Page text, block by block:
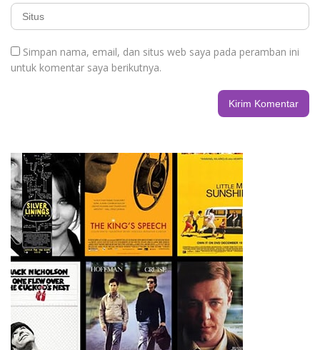
Simpan nama, email, dan situs web saya pada peramban ini
untuk komentar saya berikutnya.